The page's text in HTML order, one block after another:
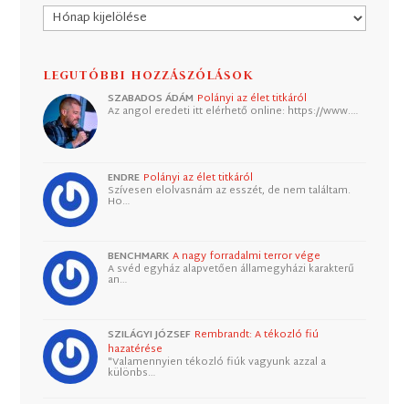
Archívum
LEGUTÓBBI HOZZÁSZÓLÁSOK
SZABADOS ÁDÁM Polányi az élet titkáról
Az angol eredeti itt elérhető online: https://www.…
ENDRE Polányi az élet titkáról
Szívesen elolvasnám az esszét, de nem találtam.
Ho…
BENCHMARK A nagy forradalmi terror vége
A svéd egyház alapvetően államegyházi karakterű
an…
SZILÁGYI JÓZSEF Rembrandt: A tékozló fiú
hazatérése
"Valamennyien tékozló fiúk vagyunk azzal a
különbs…